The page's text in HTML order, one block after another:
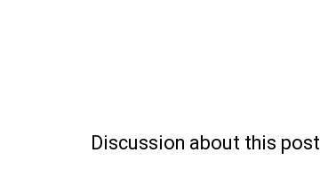
Discussion about this post